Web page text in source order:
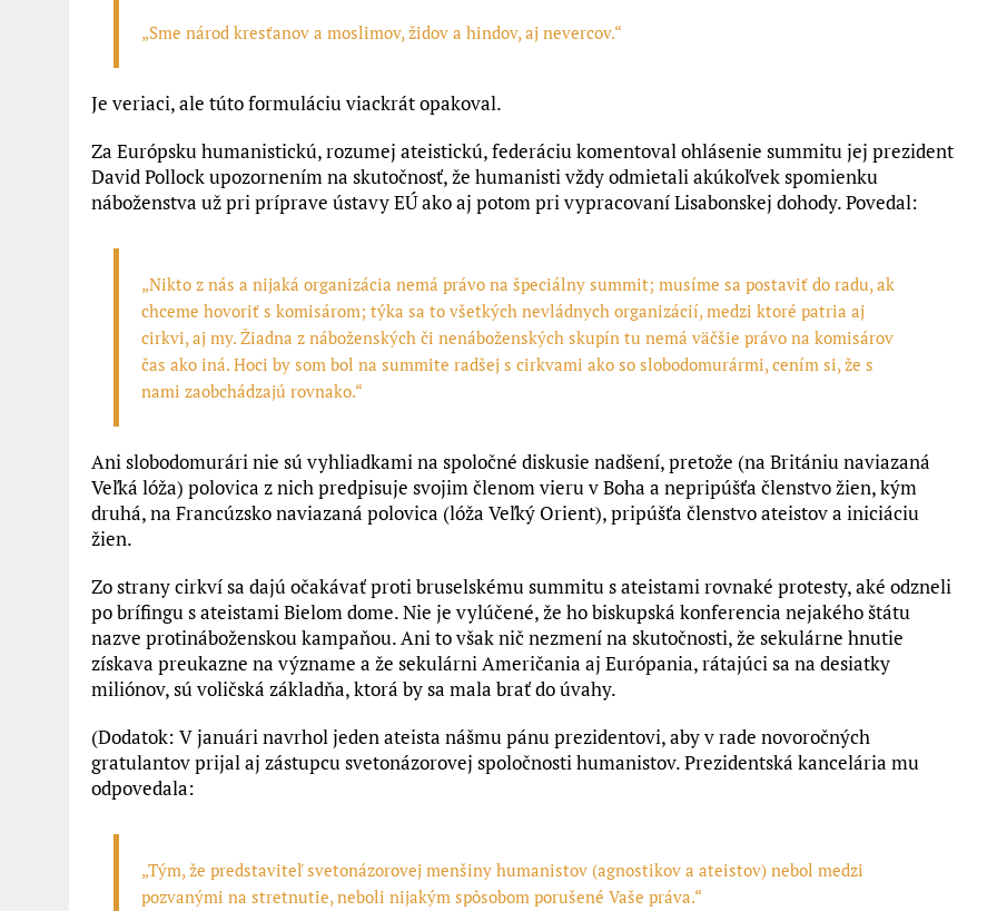
„Sme národ kresťanov a moslimov, židov a hindov, aj nevercov.“
Je veriaci, ale túto formuláciu viackrát opakoval.
Za Európsku humanistickú, rozumej ateistickú, federáciu komentoval ohlásenie summitu jej prezident
David Pollock upozornením na skutočnosť, že humanisti vždy odmietali akúkoľvek spomienku
náboženstva už pri príprave ústavy EÚ ako aj potom pri vypracovaní Lisabonskej dohody. Povedal:
„Nikto z nás a nijaká organizácia nemá právo na špeciálny summit; musíme sa postaviť do radu, ak
chceme hovoriť s komisárom; týka sa to všetkých nevládnych organizácií, medzi ktoré patria aj
cirkvi, aj my. Žiadna z náboženských či nenáboženských skupín tu nemá väčšie právo na komisárov
čas ako iná. Hoci by som bol na summite radšej s cirkvami ako so slobodomurármi, cením si, že s
nami zaobchádzajú rovnako.“
Ani slobodomurári nie sú vyhliadkami na spoločné diskusie nadšení, pretože (na Britániu naviazaná
Veľká lóža) polovica z nich predpisuje svojim členom vieru v Boha a nepripúšťa členstvo žien, kým
druhá, na Francúzsko naviazaná polovica (lóža Veľký Orient), pripúšťa členstvo ateistov a iniciáciu
žien.
Zo strany cirkví sa dajú očakávať proti bruselskému summitu s ateistami rovnaké protesty, aké odzneli
po brífingu s ateistami Bielom dome. Nie je vylúčené, že ho biskupská konferencia nejakého štátu
nazve protináboženskou kampaňou. Ani to však nič nezmení na skutočnosti, že sekulárne hnutie
získava preukazne na význame a že sekulárni Američania aj Európania, rátajúci sa na desiatky
miliónov, sú voličská základňa, ktorá by sa mala brať do úvahy.
(Dodatok: V januári navrhol jeden ateista nášmu pánu prezidentovi, aby v rade novoročných
gratulantov prijal aj zástupcu svetonázorovej spoločnosti humanistov. Prezidentská kancelária mu
odpovedala:
„Tým, že predstaviteľ svetonázorovej menšiny humanistov (agnostikov a ateistov) nebol medzi
pozvanými na stretnutie, neboli nijakým spôsobom porušené Vaše práva.“